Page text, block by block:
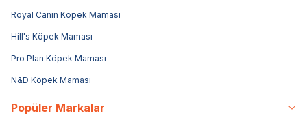
Royal Canin Köpek Maması
Hill's Köpek Maması
Pro Plan Köpek Maması
N&D Köpek Maması
Popüler Markalar